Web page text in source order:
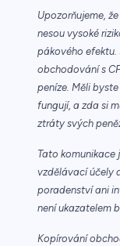
Upozorňujeme,
nesou vysoké
pákového efektu.
obchodování s
peníze. Měli
fungují, a zda si
ztráty svých
Tato komunikace
vzdělávací účely
poradenství ani
není ukazatelem
Kopírování